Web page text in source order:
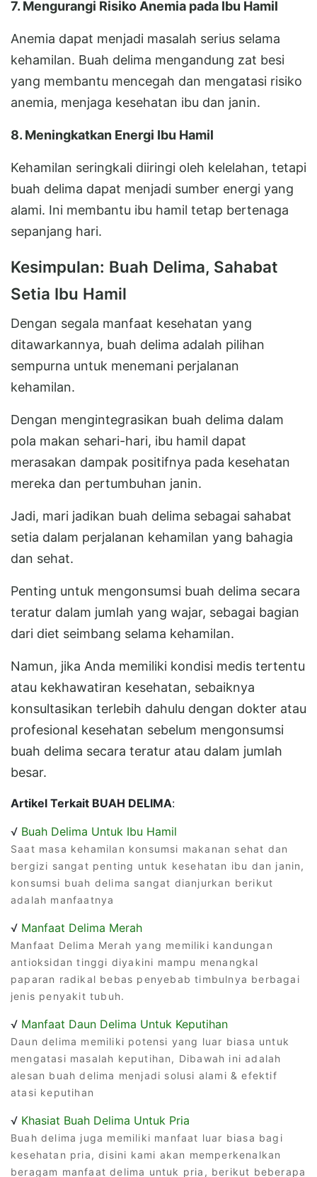
7. Mengurangi Risiko Anemia pada Ibu Hamil
Anemia dapat menjadi masalah serius selama
kehamilan. Buah delima mengandung zat besi
yang membantu mencegah dan mengatasi risiko
anemia, menjaga kesehatan ibu dan janin.
8. Meningkatkan Energi Ibu Hamil
Kehamilan seringkali diiringi oleh kelelahan, tetapi
buah delima dapat menjadi sumber energi yang
alami. Ini membantu ibu hamil tetap bertenaga
sepanjang hari.
Kesimpulan: Buah Delima, Sahabat
Setia Ibu Hamil
Dengan segala manfaat kesehatan yang
ditawarkannya, buah delima adalah pilihan
sempurna untuk menemani perjalanan
kehamilan.
Dengan mengintegrasikan buah delima dalam
pola makan sehari-hari, ibu hamil dapat
merasakan dampak positifnya pada kesehatan
mereka dan pertumbuhan janin.
Jadi, mari jadikan buah delima sebagai sahabat
setia dalam perjalanan kehamilan yang bahagia
dan sehat.
Penting untuk mengonsumsi buah delima secara
teratur dalam jumlah yang wajar, sebagai bagian
dari diet seimbang selama kehamilan.
Namun, jika Anda memiliki kondisi medis tertentu
atau kekhawatiran kesehatan, sebaiknya
konsultasikan terlebih dahulu dengan dokter atau
profesional kesehatan sebelum mengonsumsi
buah delima secara teratur atau dalam jumlah
besar.
Artikel Terkait BUAH DELIMA:
√ Buah Delima Untuk Ibu Hamil
Saat masa kehamilan konsumsi makanan sehat dan
bergizi sangat penting untuk kesehatan ibu dan janin,
konsumsi buah delima sangat dianjurkan berikut
adalah manfaatnya
√ Manfaat Delima Merah
Manfaat Delima Merah yang memiliki kandungan
antioksidan tinggi diyakini mampu menangkal
paparan radikal bebas penyebab timbulnya berbagai
jenis penyakit tubuh.
√ Manfaat Daun Delima Untuk Keputihan
Daun delima memiliki potensi yang luar biasa untuk
mengatasi masalah keputihan, Dibawah ini adalah
alesan buah delima menjadi solusi alami & efektif
atasi keputihan
√ Khasiat Buah Delima Untuk Pria
Buah delima juga memiliki manfaat luar biasa bagi
kesehatan pria, disini kami akan memperkenalkan
beragam manfaat delima untuk pria, berikut beberapa